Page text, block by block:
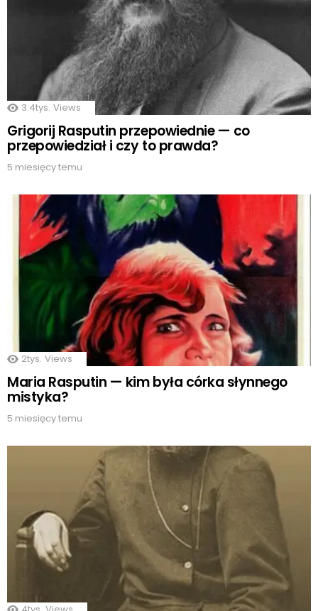
3.4tys. Views
Grigorij Rasputin przepowiednie — co
przepowiedział i czy to prawda?
5 miesięcy temu
2tys. Views
Maria Rasputin — kim była córka słynnego
mistyka?
5 miesięcy temu